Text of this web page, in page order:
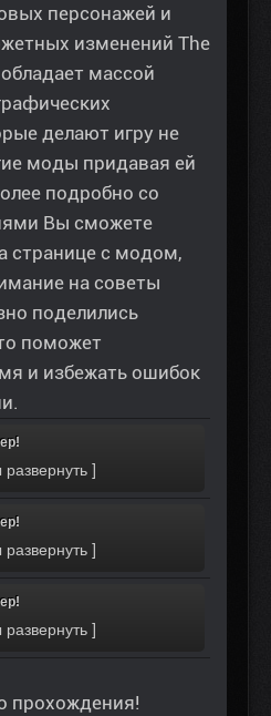
персонажей и
изменений The
массой
делают игру не
моды придавая ей
подробно со
Вы сможете
странице с модом,
на советы
поделились
поможет
и избежать ошибок
прохождения!